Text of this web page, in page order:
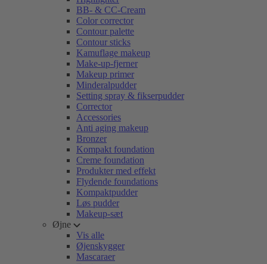
BB- & CC-Cream
Color corrector
Contour palette
Contour sticks
Kamuflage makeup
Make-up-fjerner
Makeup primer
Minderalpudder
Setting spray & fikserpudder
Corrector
Accessories
Anti aging makeup
Bronzer
Kompakt foundation
Creme foundation
Produkter med effekt
Flydende foundations
Kompaktpudder
Løs pudder
Makeup-sæt
Øjne
Vis alle
Øjenskygger
Mascaraer